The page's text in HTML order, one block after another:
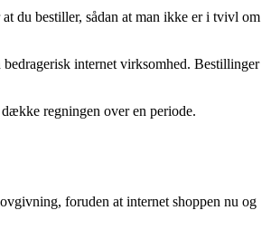
du bestiller, sådan at man ikke er i tvivl om
internet virksomhed. Bestillinger
regningen over en periode.
foruden at internet shoppen nu og